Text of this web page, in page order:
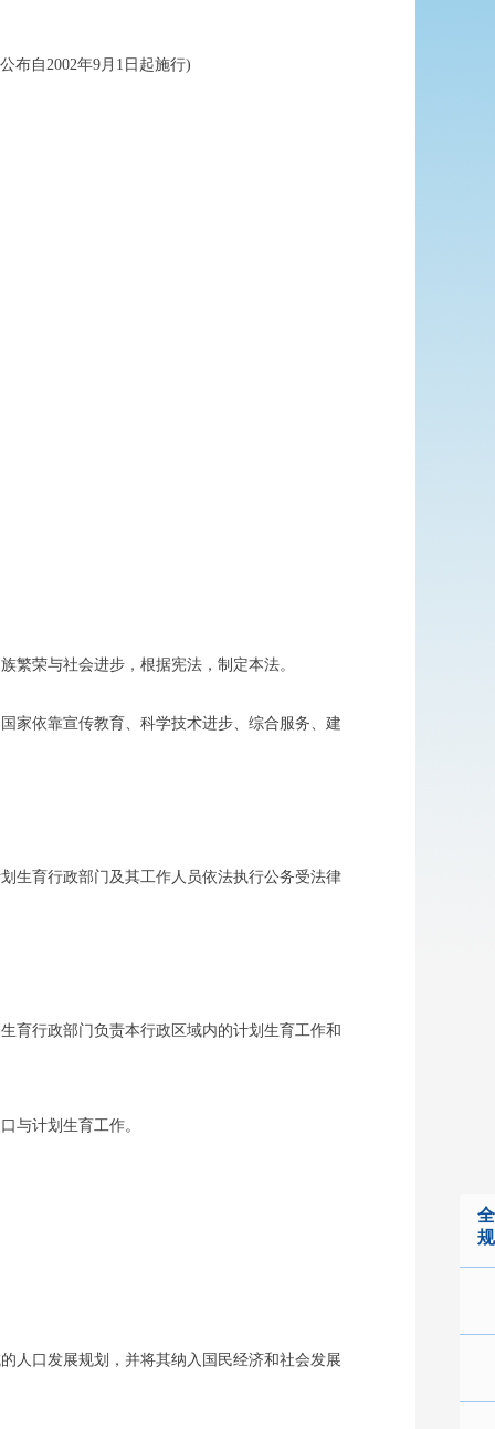
布自2002年9月1日起施行)
荣与社会进步，根据宪法，制定本法。
依靠宣传教育、科学技术进步、综合服务、建
育行政部门及其工作人员依法执行公务受法律
行政部门负责本行政区域内的计划生育工作和
计划生育工作。
口发展规划，并将其纳入国民经济和社会发展